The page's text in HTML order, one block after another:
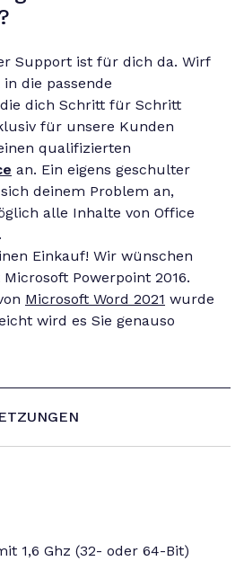
Support ist für dich da. Wirf
die passende
dich Schritt für Schritt
für unsere Kunden
qualifizierten
an. Ein eigens geschulter
deinem Problem an,
alle Inhalte von Office
Einkauf! Wir wünschen
Powerpoint 2016.
Microsoft Word 2021 wurde
wird es Sie genauso
1,6 Ghz (32- oder 64-Bit)